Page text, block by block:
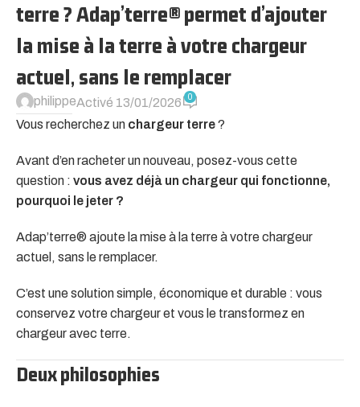
terre ? Adap’terre® permet d’ajouter
la mise à la terre à votre chargeur
actuel, sans le remplacer
philippeActivé 13/01/2026 0
Vous recherchez un chargeur terre?
Avant d’en racheter un nouveau, posez-vous cette
question : vous avez déjà un chargeur qui fonctionne,
pourquoi le jeter ?
Adap’terre® ajoute la mise à la terre à votre chargeur
actuel, sans le remplacer.
C’est une solution simple, économique et durable : vous
conservez votre chargeur et vous le transformez en
chargeur avec terre.
Deux philosophies